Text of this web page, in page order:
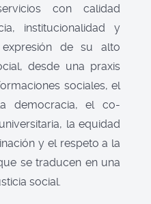
con calidad
institucionalidad y
de su alto
desde una praxis
sociales, el
democracia, el co-
la equidad
y el respeto a la
se traducen en una
social.